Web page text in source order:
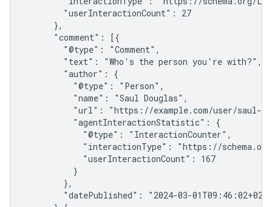
        "userInteractionCount": 27
      },
      "comment": [{
        "@type": "Comment",
        "text": "Who's the person you're with?",
        "author": {
          "@type": "Person",
          "name": "Saul Douglas",
"url": "https://example.com/user/saul-
          "agentInteractionStatistic": {
            "@type": "InteractionCounter",
"interactionType": "https://
            "userInteractionCount": 167
          }
        },
"datePublished": "2024-03-